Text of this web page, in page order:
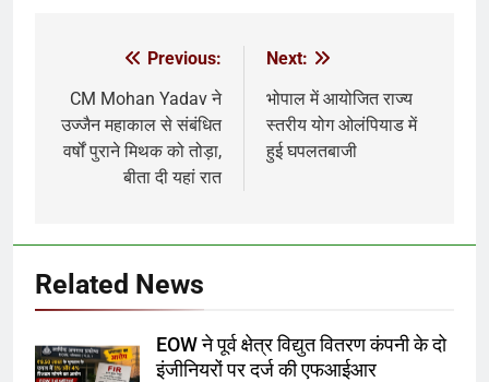
navigation
Previous:
CM Mohan Yadav ने
उज्जैन महाकाल से संबंधित
वर्षों पुराने मिथक को तोड़ा,
बीता दी यहां रात
Next:
भोपाल में आयोजित राज्य
स्तरीय योग ओलंपियाड में
हुई घपलतबाजी
Related News
EOW ने पूर्व क्षेत्र विद्युत वितरण कंपनी के दो
इंजीनियरों पर दर्ज की एफआईआर